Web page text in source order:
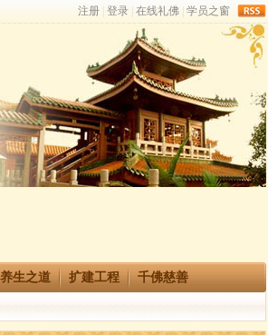
养生之道 扩建工程 千佛慈善